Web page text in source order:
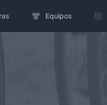
Equipos